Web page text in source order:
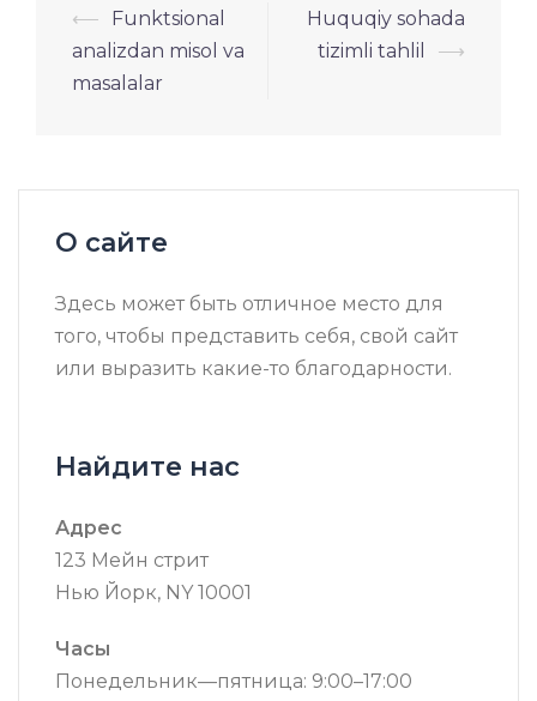
Навигация
по
записям
⟵
Funktsional
analizdan misol va
masalalar
Huquqiy sohada
tizimli tahlil
⟶
О сайте
Здесь может быть отличное место для
того, чтобы представить себя, свой сайт
или выразить какие-то благодарности.
Найдите нас
Адрес
123 Мейн стрит
Нью Йорк, NY 10001
Часы
Понедельник—пятница: 9:00–17:00